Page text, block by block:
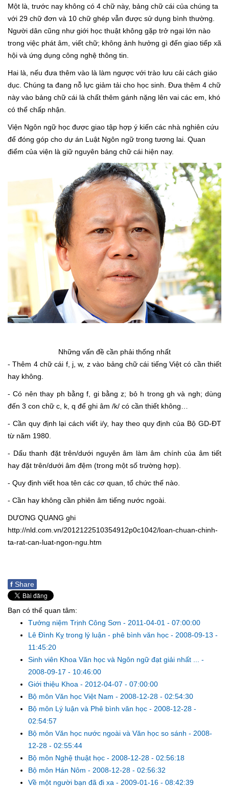
Một là, trước nay không có 4 chữ này, bảng chữ cái của chúng ta
với 29 chữ đơn và 10 chữ ghép vẫn được sử dụng bình thường.
Người dân cũng như giới học thuật không gặp trở ngại lớn nào
trong việc phát âm, viết chữ; không ảnh hưởng gì đến giao tiếp xã
hội và ứng dụng công nghệ thông tin.
Hai là, nếu đưa thêm vào là làm ngược với trào lưu cải cách giáo
dục. Chúng ta đang nỗ lực giảm tải cho học sinh. Đưa thêm 4 chữ
này vào bảng chữ cái là chất thêm gánh nặng lên vai các em, khó
có thể chấp nhận.
Viện Ngôn ngữ học được giao tập hợp ý kiến các nhà nghiên cứu
để đóng góp cho dự án Luật Ngôn ngữ trong tương lai. Quan
điểm của viện là giữ nguyên bảng chữ cái hiện nay.
Những vấn đề cần phải thống nhất
- Thêm 4 chữ cái f, j, w, z vào bảng chữ cái tiếng Việt có cần thiết
hay không.
- Có nên thay ph bằng f, gi bằng z; bỏ h trong gh và ngh; dùng
đến 3 con chữ c, k, q để ghi âm /k/ có cần thiết không…
- Cần quy định lại cách viết i/y, hay theo quy định của Bộ GD-ĐT
từ năm 1980.
- Dấu thanh đặt trên/dưới nguyên âm làm âm chính của âm tiết
hay đặt trên/dưới âm đệm (trong một số trường hợp).
- Quy định viết hoa tên các cơ quan, tổ chức thế nào.
- Cần hay không cần phiên âm tiếng nước ngoài.
DƯƠNG QUANG ghi
http://nld.com.vn/2012122510354912p0c1042/loan-chuan-chinh-
ta-rat-can-luat-ngon-ngu.htm
f Share
Bạn có thể quan tâm:
Tưởng niệm Trịnh Công Sơn - 2011-04-01 - 07:00:00
Lê Đình Kỵ trong lý luận - phê bình văn học - 2008-09-13 -
11:45:20
Sinh viên Khoa Văn học và Ngôn ngữ đạt giải nhất ... -
2008-09-17 - 10:46:00
Giới thiệu Khoa - 2012-04-07 - 07:00:00
Bộ môn Văn học Việt Nam - 2008-12-28 - 02:54:30
Bộ môn Lý luận và Phê bình văn học - 2008-12-28 -
02:54:57
Bộ môn Văn học nước ngoài và Văn học so sánh - 2008-
12-28 - 02:55:44
Bộ môn Nghệ thuật học - 2008-12-28 - 02:56:18
Bộ môn Hán Nôm - 2008-12-28 - 02:56:32
Về một người bạn đã đi xa - 2009-01-16 - 08:42:39